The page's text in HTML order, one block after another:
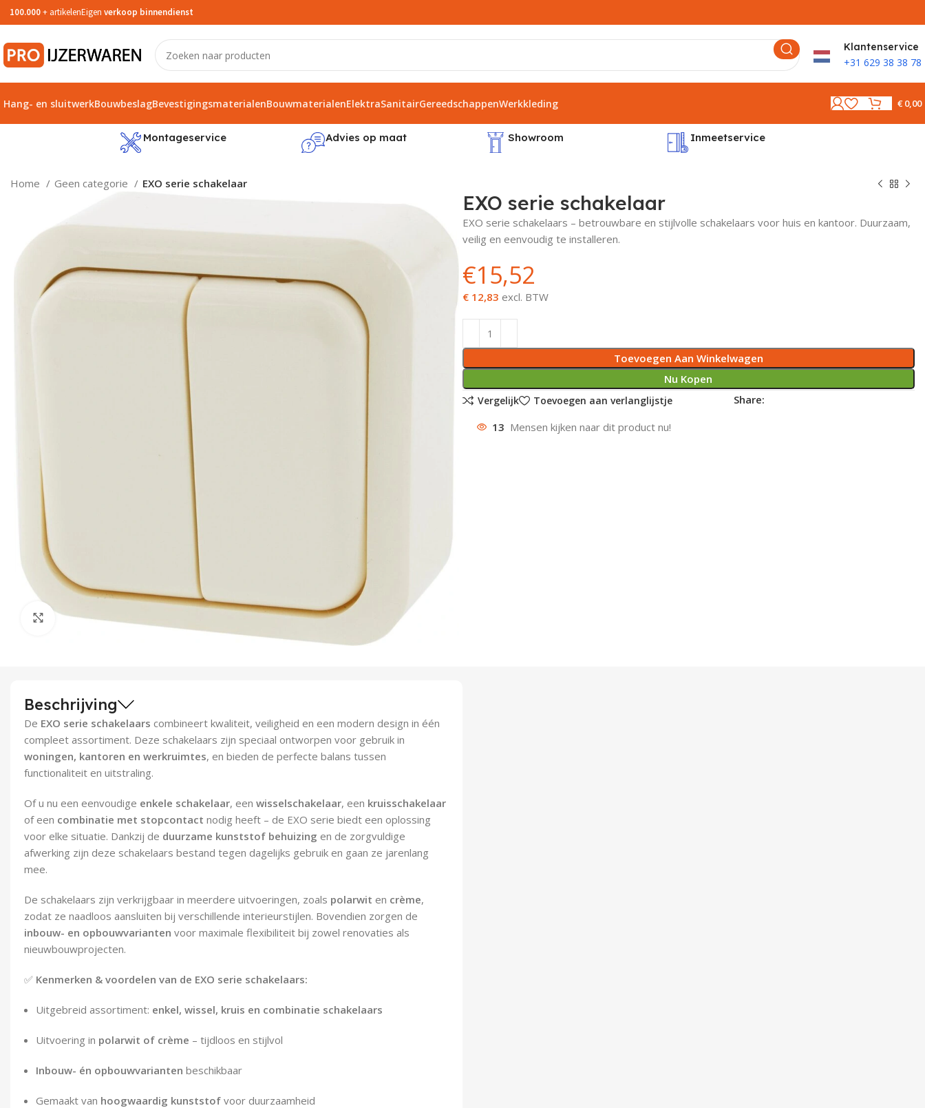
100.000+ artikelenEigen verkoop binnendienst
Klantenservice
+31 629 38 38 78
Hang- en sluitwerkBouwbeslagBevestigingsmaterialenBouwmaterialenElektraSanitairGereedschappenWerkkleding €0,00
Montageservice Advies op maat Showroom Inmeetservice
Home Geen categorie EXO serie schakelaar
Klik om te vergroten
EXO serie schakelaar
EXO serie schakelaars – betrouwbare en stijlvolle schakelaars voor huis en kantoor. Duurzaam,
veilig en eenvoudig te installeren.
€15,52
€ 12,83 excl. BTW
Toevoegen Aan Winkelwagen
Nu Kopen
Vergelijk Toevoegen aan verlanglijstje Share:
13 Mensen kijken naar dit product nu!
Beschrijving
De EXO serie schakelaars combineert kwaliteit, veiligheid en een modern design in één
compleet assortiment. Deze schakelaars zijn speciaal ontworpen voor gebruik in
woningen, kantoren en werkruimtes, en bieden de perfecte balans tussen
functionaliteit en uitstraling.
Of u nu een eenvoudige enkele schakelaar, een wisselschakelaar, een kruisschakelaar
of een combinatie met stopcontact nodig heeft – de EXO serie biedt een oplossing
voor elke situatie. Dankzij de duurzame kunststof behuizing en de zorgvuldige
afwerking zijn deze schakelaars bestand tegen dagelijks gebruik en gaan ze jarenlang
mee.
De schakelaars zijn verkrijgbaar in meerdere uitvoeringen, zoals polarwit en crème,
zodat ze naadloos aansluiten bij verschillende interieurstijlen. Bovendien zorgen de
inbouw- en opbouwvarianten voor maximale flexibiliteit bij zowel renovaties als
nieuwbouwprojecten.
✅ Kenmerken & voordelen van de EXO serie schakelaars:
Uitgebreid assortiment: enkel, wissel, kruis en combinatie schakelaars
Uitvoering in polarwit of crème – tijdloos en stijlvol
Inbouw- én opbouwvarianten beschikbaar
Gemaakt van hoogwaardig kunststof voor duurzaamheid